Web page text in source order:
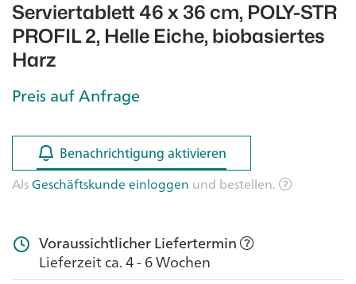
Serviertablett 46 x 36 cm, POLY-STR
PROFIL 2, Helle Eiche, biobasiertes
Harz
Preis auf Anfrage
Benachrichtigung aktivieren
Benachrichtigung aktivieren
AlsGeschäftskunde einloggen und bestellen.
Voraussichtlicher Liefertermin
Lieferzeit ca. 4 - 6 Wochen